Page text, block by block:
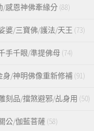
/感恩神佛牽緣分 (88)
婆/三寶佛/護法/天王 (73)
手千眼/準提佛母 (74)
身/神明佛像重新修補 (91)
刻品/擋煞避邪/乩身用 (50)
公/伽藍菩薩 (58)